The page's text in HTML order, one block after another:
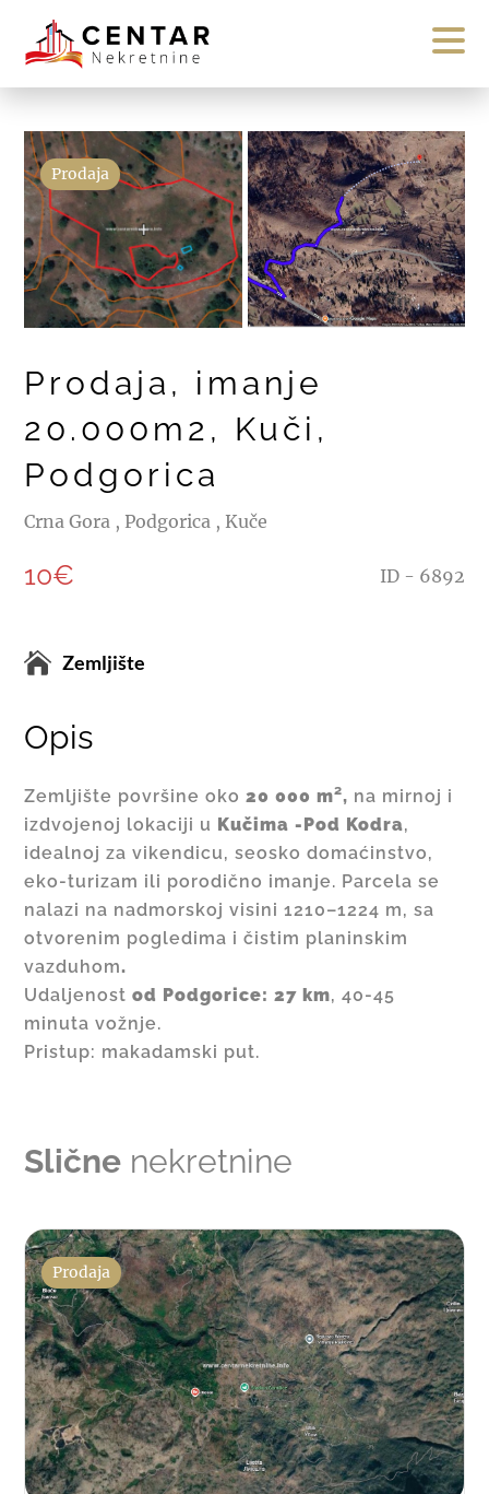
Prodaja
Prodaja, imanje
20.000m2, Kuči,
Podgorica
Crna Gora , Podgorica , Kuče
10€ ID - 6892
Zemljište
Opis
Zemljište površine oko20 000 m², na mirnoj i
izdvojenoj lokaciji u Kučima -Pod Kodra,
idealnoj za vikendicu, seosko domaćinstvo,
eko‑turizam ili porodično imanje. Parcela se
nalazi na nadmorskoj visini 1210–1224 m, sa
otvorenim pogledima i čistim planinskim
vazduhom.
Udaljenostod Podgorice: 27 km, 40-45
minuta vožnje.
Pristup: makadamski put.
Slične nekretnine
Prodaja